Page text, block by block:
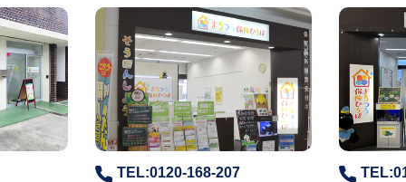
TEL:0120-168-206